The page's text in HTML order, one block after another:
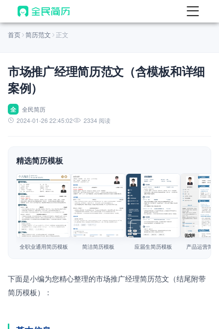
首页
AI 生成简历
AI 翻译简历
AI 诊断简历
面试自我介绍
AI 职场工具 New
简历模板
简历教程
首页 简历范文 正文
市场推广经理简历范文（含模板和详细
案例）
全
全民简历
2024-01-26 22:45:02
2334 阅读
精选简历模板
查看模板
全职业通用简历模板
查看模板
简洁简历模板
查看模板
应届生简历模板
查看模板
产品运营简
下面是小编为您精心整理的市场推广经理简历范文（结尾附带
简历模板）：